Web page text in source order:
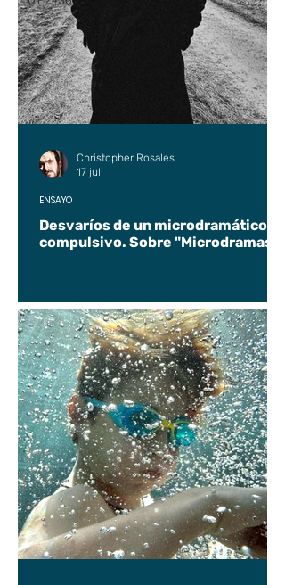
Desvaríos de un microdramático
compulsivo. Sobre "Microdramas".
ENSAYO
Christopher Rosales
17 jul